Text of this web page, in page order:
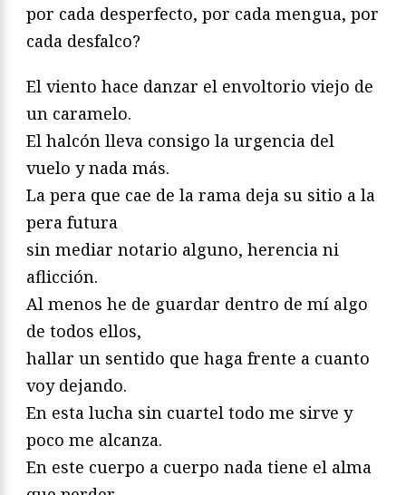
por cada desperfecto, por cada mengua, por
cada desfalco?
El viento hace danzar el envoltorio viejo de
un caramelo.
El halcón lleva consigo la urgencia del
vuelo y nada más.
La pera que cae de la rama deja su sitio a la
pera futura
sin mediar notario alguno, herencia ni
aflicción.
Al menos he de guardar dentro de mí algo
de todos ellos,
hallar un sentido que haga frente a cuanto
voy dejando.
En esta lucha sin cuartel todo me sirve y
poco me alcanza.
En este cuerpo a cuerpo nada tiene el alma